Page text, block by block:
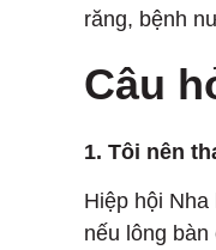
răng, bệnh
Câu
1. Tôi nên
Hiệp hội
nếu lông